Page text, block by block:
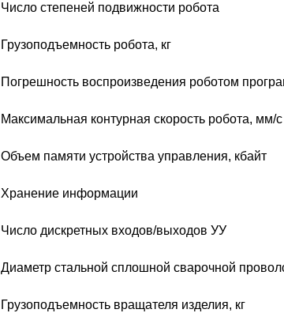
Число степеней подвижности робота
Грузоподъемность робота, кг
Погрешность воспроизведения роботом
Максимальная контурная скорость робота, мм/с
Объем памяти устройства управления, кбайт
Хранение информации
Число дискретных входов/выходов УУ
Диаметр стальной сплошной сварочной
Грузоподъемность вращателя изделия, кг